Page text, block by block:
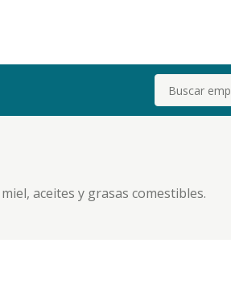
Buscar
aceites y grasas comestibles.